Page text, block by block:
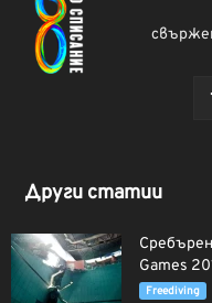
Други статии
Games
Freediving